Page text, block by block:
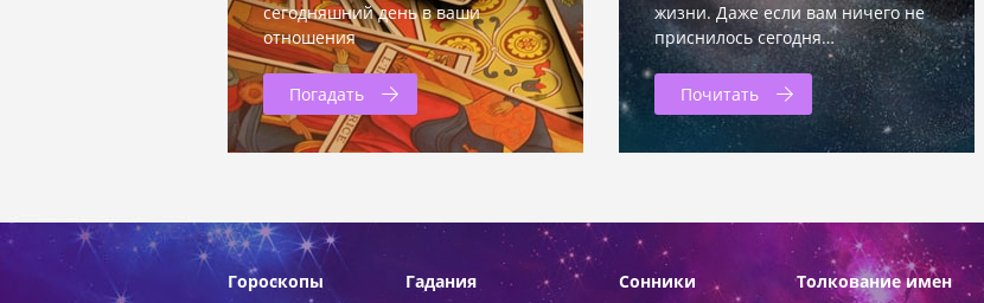
сегодняшний день в ваши
отношения
Погадать
жизни. Даже если вам ничего не
приснилось сегодня…
Почитать
Гороскопы Гадания Сонники Толкование имен